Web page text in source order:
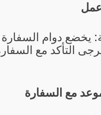
يخضع دوام السفارة
التأكد مع
مع السفارة